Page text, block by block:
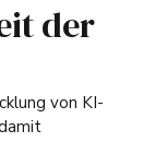
der
von KI-